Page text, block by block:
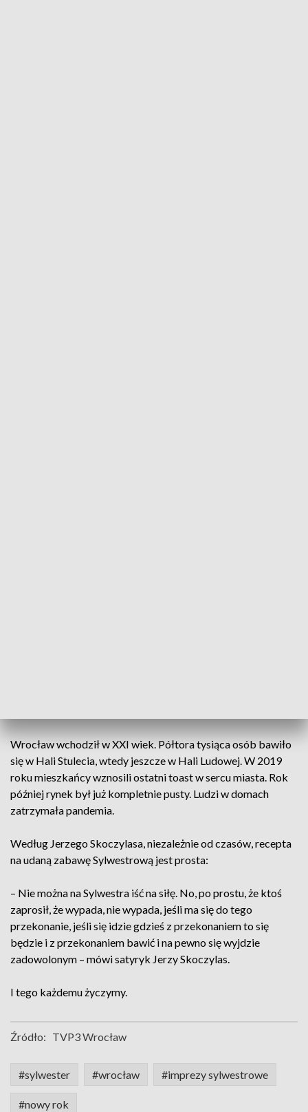
Wrocław wchodził w XXI wiek. Półtora tysiąca osób bawiło
się w Hali Stulecia, wtedy jeszcze w Hali Ludowej. W 2019
roku mieszkańcy wznosili ostatni toast w sercu miasta. Rok
później rynek był już kompletnie pusty. Ludzi w domach
zatrzymała pandemia.
Według Jerzego Skoczylasa, niezależnie od czasów, recepta
na udaną zabawę Sylwestrową jest prosta:
– Nie można na Sylwestra iść na siłę. No, po prostu, że ktoś
zaprosił, że wypada, nie wypada, jeśli ma się do tego
przekonanie, jeśli się idzie gdzieś z przekonaniem to się
będzie i z przekonaniem bawić i na pewno się wyjdzie
zadowolonym – mówi satyryk Jerzy Skoczylas.
I tego każdemu życzymy.
Źródło: TVP3 Wrocław
#sylwester #wrocław #imprezy sylwestrowe
#nowy rok